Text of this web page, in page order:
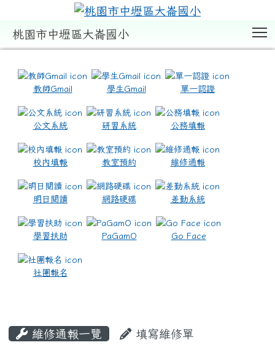
桃園市中壢區大崙國小
教師Gmail 學生Gmail 單一認證
公文系統 研習系統 公務填報
校內填報 教室預約 維修通報
明日閱讀 網路硬碟 差勤系統
學習扶助 PaGamO Go Face
社團報名
維修通報一覽 填寫維修單